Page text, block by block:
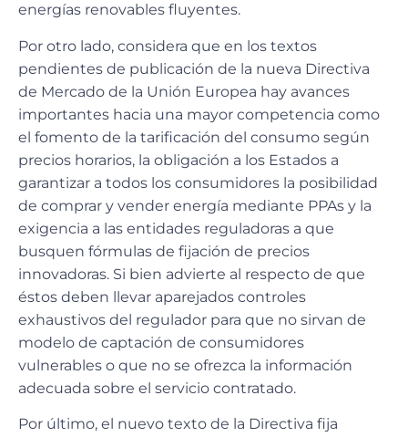
energías renovables fluyentes.
Por otro lado, considera que en los textos
pendientes de publicación de la nueva Directiva
de Mercado de la Unión Europea hay avances
importantes hacia una mayor competencia como
el fomento de la tarificación del consumo según
precios horarios, la obligación a los Estados a
garantizar a todos los consumidores la posibilidad
de comprar y vender energía mediante PPAs y la
exigencia a las entidades reguladoras a que
busquen fórmulas de fijación de precios
innovadoras. Si bien advierte al respecto de que
éstos deben llevar aparejados controles
exhaustivos del regulador para que no sirvan de
modelo de captación de consumidores
vulnerables o que no se ofrezca la información
adecuada sobre el servicio contratado.
Por último, el nuevo texto de la Directiva fija